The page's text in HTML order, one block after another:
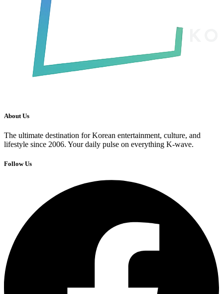
About Us
The ultimate destination for Korean entertainment, culture, and
lifestyle since 2006. Your daily pulse on everything K-wave.
Follow Us